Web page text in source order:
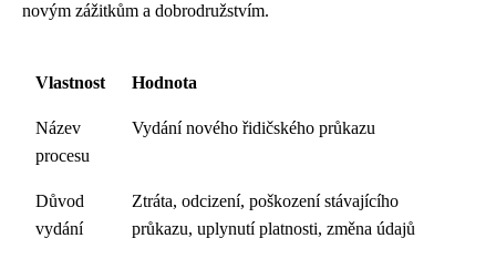
novým zážitkům a dobrodružstvím.
Vlastnost Hodnota
Název
procesu
Vydání nového řidičského průkazu
Důvod
vydání
Ztráta, odcizení, poškození stávajícího
průkazu, uplynutí platnosti, změna údajů